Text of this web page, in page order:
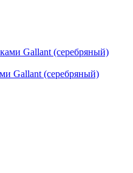
Gallant (серебряный)